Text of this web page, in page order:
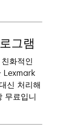
그램
화적인
Lexmark
신 처리해
무료입니